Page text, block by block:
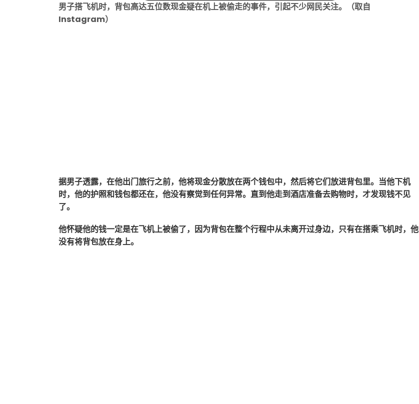
男子搭飞机时，背包高达五位数现金疑在机上被偷走的事件，引起不少网民关注。（取自
Instagram）
据男子透露，在他出门旅行之前，他将现金分散放在两个钱包中，然后将它们放进背包里。当他下机
时，他的护照和钱包都还在，他没有察觉到任何异常。直到他走到酒店准备去购物时，才发现钱不见
了。
他怀疑他的钱一定是在飞机上被偷了，因为背包在整个行程中从未离开过身边，只有在搭乘飞机时，他
没有将背包放在身上。